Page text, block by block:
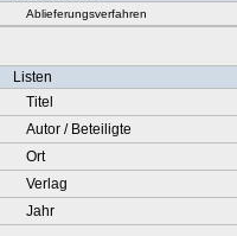
Ablieferungsverfahren
Listen
Titel
Autor / Beteiligte
Ort
Verlag
Jahr